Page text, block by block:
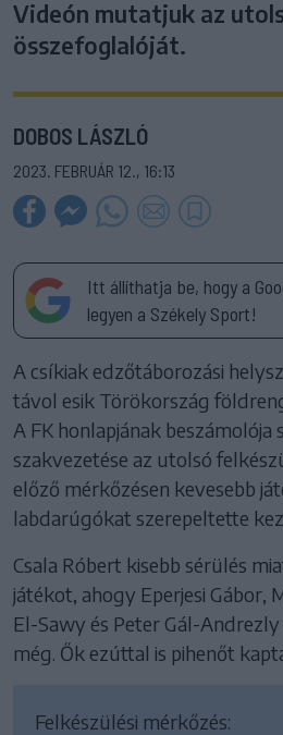
Videón mutatjuk az
összefoglalóját.
DOBOS LÁSZLÓ
2023. FEBRUÁR 12., 16:13
Itt állíthatja be, hogy a
legyen a Székely Sport!
A csíkiak edzőtáborozási
távol esik Törökország
A FK honlapjának beszámolója
szakvezetése az utolsó
előző mérkőzésen kevesebb
labdarúgókat szerepeltette
Csala Róbert kisebb sérülés
játékot, ahogy Eperjesi Gábor,
El-Sawy és Peter Gál-
még. Ők ezúttal is pihenőt
Felkészülési mérkőzés: